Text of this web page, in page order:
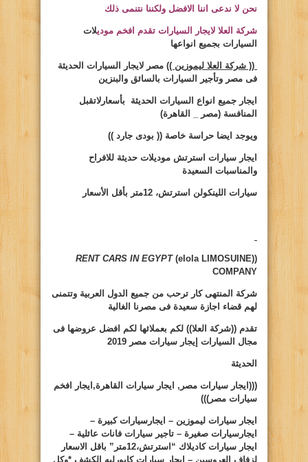
نحن لا ندعى اننا الافضل ولكننا نتنمى ذلك
شركة العلا لايجار السيارات تقدم افخم موديلات
السيارات بجميع انواعها
(( شركة العلا ليموزين )) مصر لايجار السيارات الحديثة
فى مصر وتأجير السيارات بالسائق والبنزين
ايجار جميع انواع السيارات الحديثة بأسعارلاتقبل
المنافسة (مصر _ القاهرة)
ويوجد ايضا حراسة خاصة (( بودى جارد ))
ايجار سيارات استرتش موديلات حديثة للافراح
والمناسبات السعيدة
سيارات اللينكولن استرتش، 12متر بأقل الأسعار
RENT CARS IN EGYPT (elola LIMOSUINE))
COMPANY
شركة المنتهى كار ترحب من جميع الدول العربية وتتمنى
لهم قضاء اجازة سعيدة فى مصرنا الغالية
تقدم ((شركة العلا)) لكم بعملائها لكم افضل عروضها فى
مجال السيارات إيجار سيارات مصر 2019
الحديثة
(((ايجار سيارات مصر, ايجار سيارات القاهرة,ايجار افخم
سيارات مصر)))
ايجار سيارات ليموزين – ايجارسيارات كبيرة –
ايجارسيارات صغيرة – تاجير سيارات فانات عائلية –
ايجار سيارات كاديلاك “استرتش،12متر” باقل الاسعار
لزفاف العروسين – ايجار سيارات كابورليه الكشف *وكل